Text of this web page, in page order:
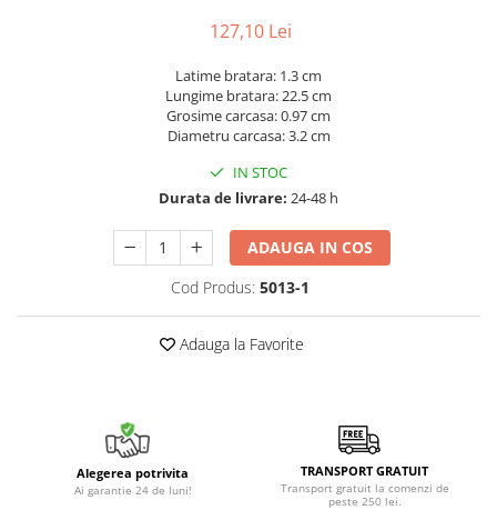
127,10 Lei
Latime bratara: 1.3 cm
Lungime bratara: 22.5 cm
Grosime carcasa: 0.97 cm
Diametru carcasa: 3.2 cm
IN STOC
Durata de livrare: 24-48 h
ADAUGA IN COS
Cod Produs: 5013-1
Adauga la Favorite
Alegerea potrivita
Ai garantie 24 de luni!
TRANSPORT GRATUIT
Transport gratuit la comenzi de
peste 250 lei.